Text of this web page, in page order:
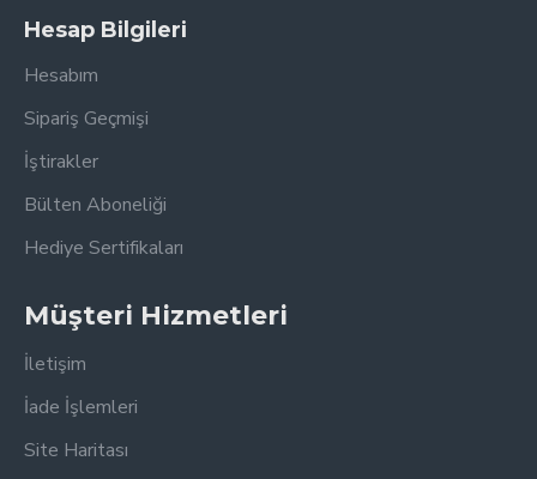
Hesap Bilgileri
Hesabım
Sipariş Geçmişi
İştirakler
Bülten Aboneliği
Hediye Sertifikaları
Müşteri Hizmetleri
İletişim
İade İşlemleri
Site Haritası